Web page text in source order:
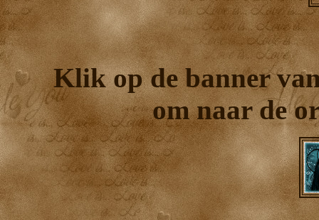
Klik op de banner
om naar de